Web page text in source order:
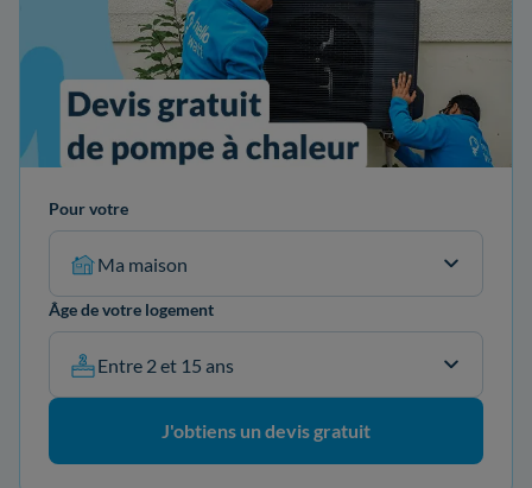
Pour votre
Ma maison
Âge de votre logement
Entre 2 et 15 ans
J'obtiens un devis gratuit